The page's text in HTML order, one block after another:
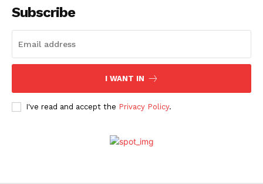
Subscribe
I WANT IN
I've read and accept the Privacy Policy.